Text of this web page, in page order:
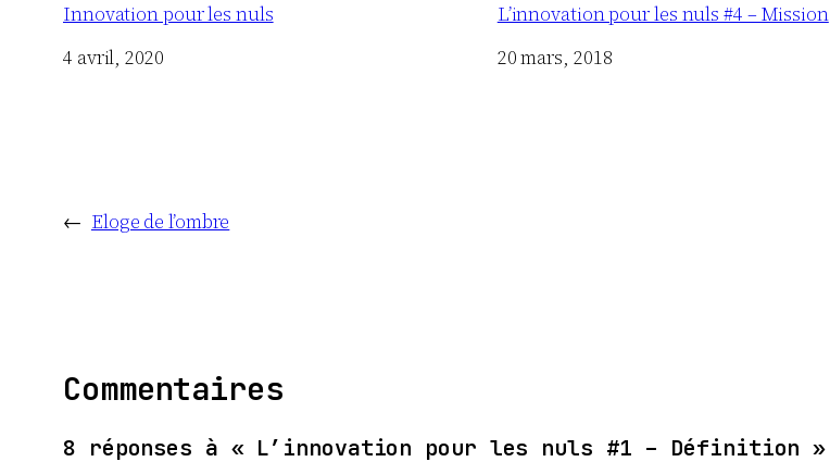
Innovation pour les nuls
Date
4 avril, 2020
L’innovation pour les nuls #4 – Mission
Date
20 mars, 2018
← Eloge de l’ombre
Commentaires
8 réponses à « L’innovation pour les nuls #1 – Définition »